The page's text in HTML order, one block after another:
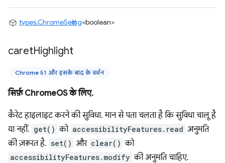
types.ChromeSetting<boolean>
caretHighlight
Chrome 51 और इसके बाद के वर्शन
सिर्फ़ ChromeOS के लिए.
कैरेट हाइलाइट करने की सुविधा. मान से पता चलता है कि सुविधा चालू है
या नहीं. get() को accessibilityFeatures.read अनुमति
की ज़रूरत है. set() और clear() को
accessibilityFeatures.modify की अनुमति चाहिए.